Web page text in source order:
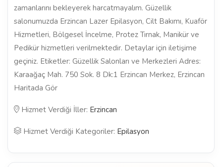
zamanlarını bekleyerek harcatmayalım. Güzellik
salonumuzda Erzincan Lazer Epilasyon, Cilt Bakımı, Kuaför
Hizmetleri, Bölgesel İncelme, Protez Tırnak, Manikür ve
Pedikür hizmetleri verilmektedir. Detaylar için iletişime
geçiniz. Etiketler: Güzellik Salonları ve Merkezleri Adres:
Karaağaç Mah. 750 Sok. 8 Dk:1 Erzincan Merkez, Erzincan
Haritada Gör
Hizmet Verdiği İller: Erzincan
Hizmet Verdiği Kategoriler: Epilasyon